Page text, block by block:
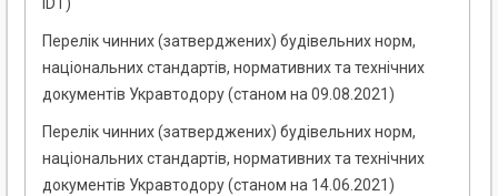
IDT)
Перелік чинних (затверджених) будівельних норм,
національних стандартів, нормативних та технічних
документів Укравтодору (станом на 09.08.2021)
Перелік чинних (затверджених) будівельних норм,
національних стандартів, нормативних та технічних
документів Укравтодору (станом на 14.06.2021)